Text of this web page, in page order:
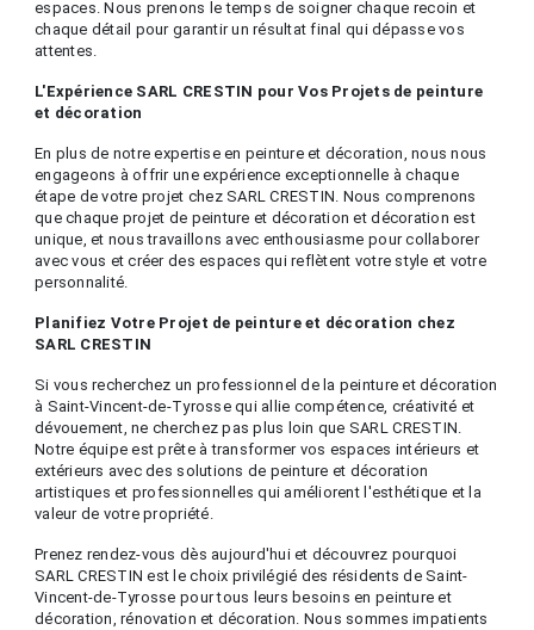
espaces. Nous prenons le temps de soigner chaque recoin et
chaque détail pour garantir un résultat final qui dépasse vos
attentes.
L'Expérience SARL CRESTIN pour Vos Projets de peinture
et décoration
En plus de notre expertise en peinture et décoration, nous nous
engageons à offrir une expérience exceptionnelle à chaque
étape de votre projet chez SARL CRESTIN. Nous comprenons
que chaque projet de peinture et décoration et décoration est
unique, et nous travaillons avec enthousiasme pour collaborer
avec vous et créer des espaces qui reflètent votre style et votre
personnalité.
Planifiez Votre Projet de peinture et décoration chez
SARL CRESTIN
Si vous recherchez un professionnel de la peinture et décoration
à Saint-Vincent-de-Tyrosse qui allie compétence, créativité et
dévouement, ne cherchez pas plus loin que SARL CRESTIN.
Notre équipe est prête à transformer vos espaces intérieurs et
extérieurs avec des solutions de peinture et décoration
artistiques et professionnelles qui améliorent l'esthétique et la
valeur de votre propriété.
Prenez rendez-vous dès aujourd'hui et découvrez pourquoi
SARL CRESTIN est le choix privilégié des résidents de Saint-
Vincent-de-Tyrosse pour tous leurs besoins en peinture et
décoration, rénovation et décoration. Nous sommes impatients